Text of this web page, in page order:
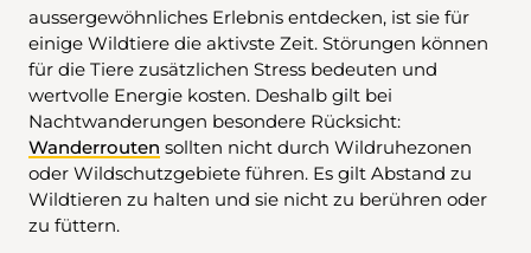
aussergewöhnliches Erlebnis entdecken, ist sie für
einige Wildtiere die aktivste Zeit. Störungen können
für die Tiere zusätzlichen Stress bedeuten und
wertvolle Energie kosten. Deshalb gilt bei
Nachtwanderungen besondere Rücksicht:
Wanderrouten sollten nicht durch Wildruhezonen
oder Wildschutzgebiete führen. Es gilt Abstand zu
Wildtieren zu halten und sie nicht zu berühren oder
zu füttern.